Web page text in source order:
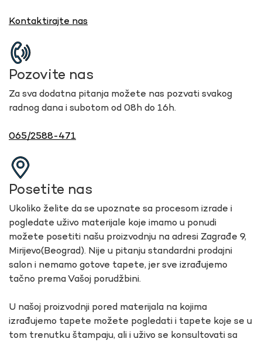
Kontaktirajte nas
Pozovite nas
Za sva dodatna pitanja možete nas pozvati svakog
radnog dana i subotom od 08h do 16h.
065/2588-471
Posetite nas
Ukoliko želite da se upoznate sa procesom izrade i
pogledate uživo materijale koje imamo u ponudi
možete posetiti našu proizvodnju na adresi Zagrađe 9,
Mirijevo(Beograd). Nije u pitanju standardni prodajni
salon i nemamo gotove tapete, jer sve izrađujemo
tačno prema Vašoj porudžbini.
U našoj proizvodnji pored materijala na kojima
izrađujemo tapete možete pogledati i tapete koje se u
tom trenutku štampaju, ali i uživo se konsultovati sa